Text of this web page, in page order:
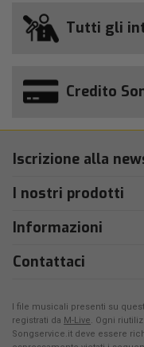
Tutti gli
Credito
Iscrizione alla
I nostri prodotti
Informazioni
Contattaci
I file musicali presenti su
registrati da M-Live. Ogni
Songservice.it deve essere